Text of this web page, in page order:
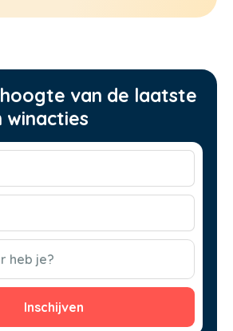
van de laatste
winacties
heb je?